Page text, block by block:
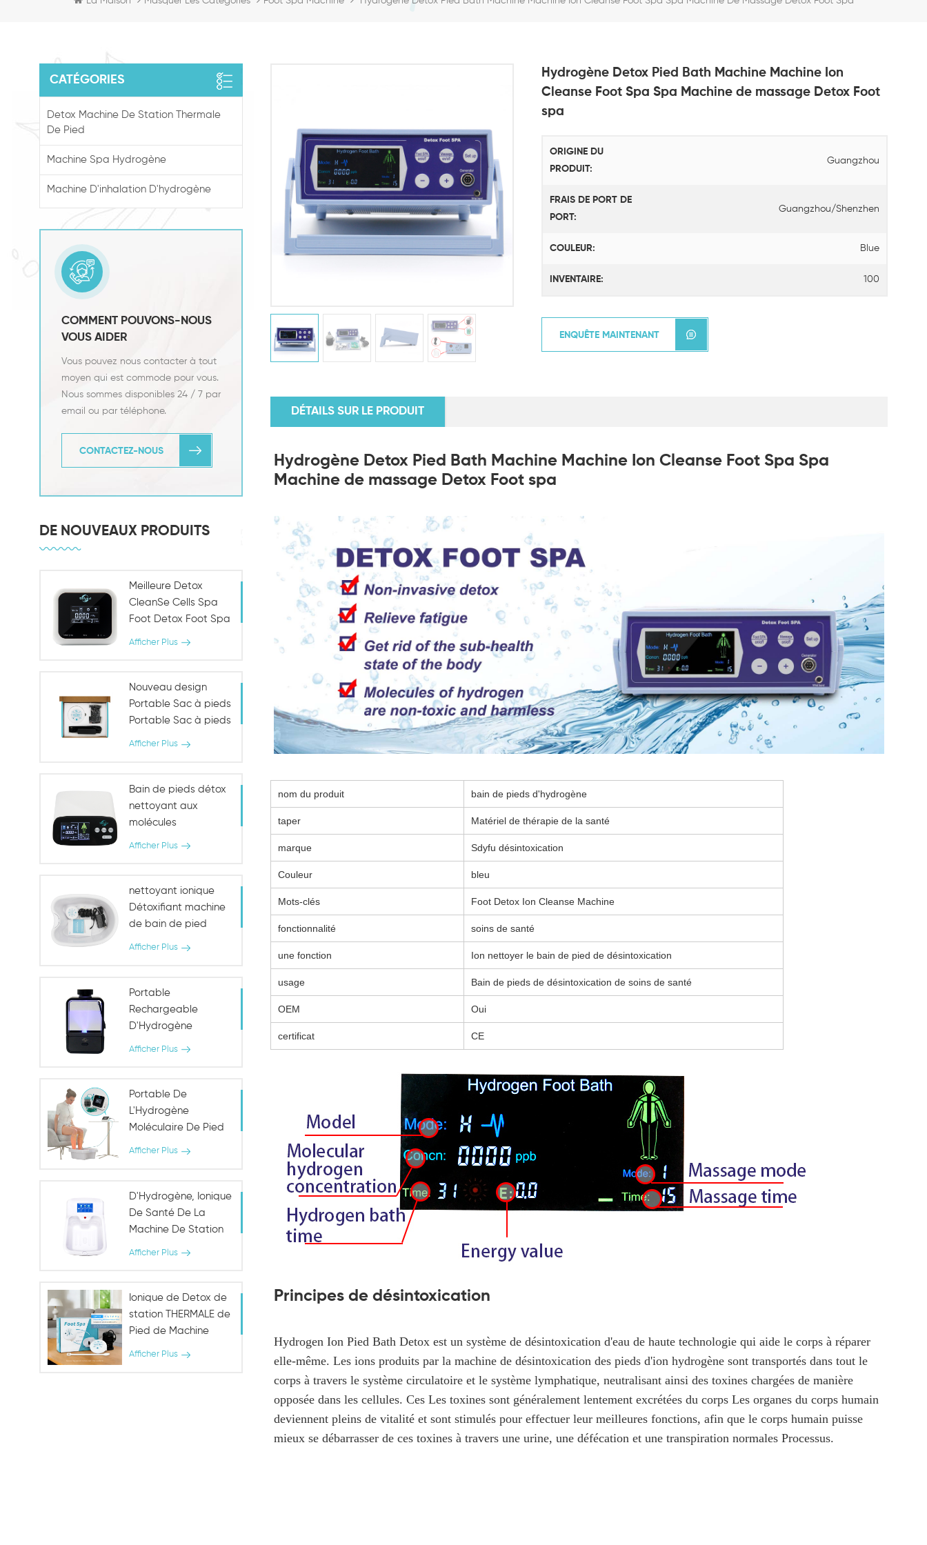
Hydrogène Detox Pied Bath Machine Machine Ion
Cleanse Foot Spa Spa Machine de massage Detox Foot
spa
ORIGINE DU
PRODUIT:
Guangzhou
FRAIS DE PORT DE
PORT:
Guangzhou/Shenzhen
COULEUR: Blue
INVENTAIRE: 100
ENQUÊTE MAINTENANT
DÉTAILS SUR LE PRODUIT
Hydrogène Detox Pied Bath Machine Machine Ion Cleanse Foot Spa Spa
Machine de massage Detox Foot spa
nom du produit bain de pieds d'hydrogène
taper Matériel de thérapie de la santé
marque Sdyfu désintoxication
Couleur bleu
Mots-clés Foot Detox Ion Cleanse Machine
fonctionnalité soins de santé
une fonction Ion nettoyer le bain de pied de désintoxication
usage Bain de pieds de désintoxication de soins de santé
OEM Oui
certificat CE
Principes de désintoxication
Hydrogen Ion Pied Bath Detox est un système de désintoxication d'eau de haute technologie qui aide le corps à réparer
elle-même. Les ions produits par la machine de désintoxication des pieds d'ion hydrogène sont transportés dans tout le
corps à travers le système circulatoire et le système lymphatique, neutralisant ainsi des toxines chargées de manière
opposée dans les cellules. Ces Les toxines sont généralement lentement excrétées du corps Les organes du corps humain
deviennent pleins de vitalité et sont stimulés pour effectuer leur meilleures fonctions, afin que le corps humain puisse
mieux se débarrasser de ces toxines à travers une urine, une défécation et une transpiration normales Processus.
CATÉGORIES
Detox Machine De Station Thermale
De Pied
Machine Spa Hydrogène
Machine D'inhalation D'hydrogène
COMMENT POUVONS-NOUS
VOUS AIDER
Vous pouvez nous contacter à tout
moyen qui est commode pour vous.
Nous sommes disponibles 24 / 7 par
email ou par téléphone.
CONTACTEZ-NOUS
DE NOUVEAUX PRODUITS
Meilleure Detox
CleanSe Cells Spa
Foot Detox Foot Spa
Dispositif de spa
Afficher Plus
Nouveau design
Portable Sac à pieds
Portable Sac à pieds
de détoxification
Afficher Plus
Bain de pieds détox
nettoyant aux
molécules
Afficher Plus
nettoyant ionique
Détoxifiant machine
de bain de pied
Afficher Plus
Portable
Rechargeable
D'Hydrogène
L'Eau Riche En Coupe
Afficher Plus
Portable De
L'Hydrogène
Moléculaire De Pied
De Désintoxication
Afficher Plus
D'Hydrogène, Ionique
De Santé De La
Machine De Station
Afficher Plus
Ionique de Detox de
station THERMALE de
Pied de Machine
avec les Indicateurs
Afficher Plus